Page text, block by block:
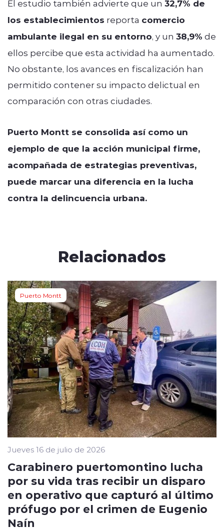
El estudio también advierte que un 32,7% de
los establecimientos reporta comercio
ambulante ilegal en su entorno, y un 38,9% de
ellos percibe que esta actividad ha aumentado.
No obstante, los avances en fiscalización han
permitido contener su impacto delictual en
comparación con otras ciudades.
Puerto Montt se consolida así como un
ejemplo de que la acción municipal firme,
acompañada de estrategias preventivas,
puede marcar una diferencia en la lucha
contra la delincuencia urbana.
Relacionados
Puerto Montt
Jueves 16 de julio de 2026
Carabinero puertomontino lucha
por su vida tras recibir un disparo
en operativo que capturó al último
prófugo por el crimen de Eugenio
Naín